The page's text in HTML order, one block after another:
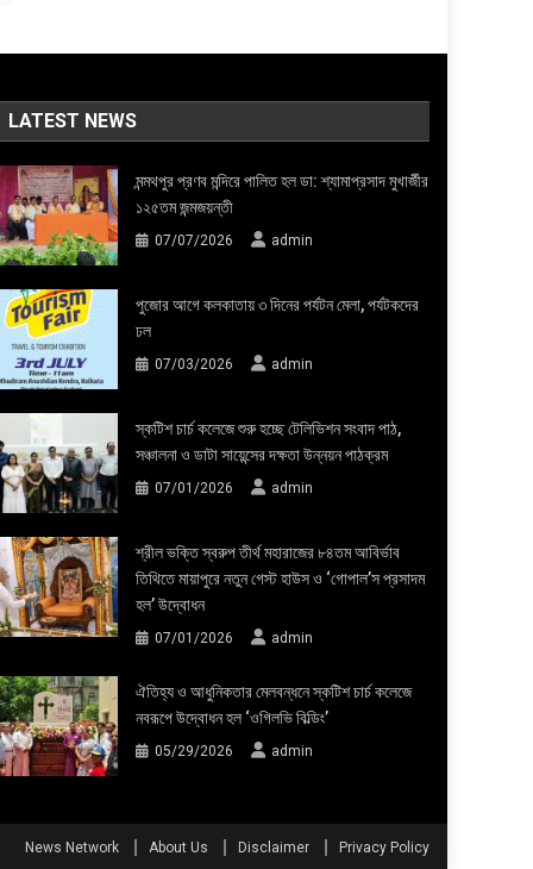
LATEST NEWS
মন্মথপুর প্রণব মন্দিরে পালিত হল ডা: শ্যামাপ্রসাদ মুখার্জীর
১২৫তম জন্মজয়ন্তী
07/07/2026 admin
পুজোর আগে কলকাতায় ৩ দিনের পর্যটন মেলা, পর্যটকদের
ঢল
07/03/2026 admin
স্কটিশ চার্চ কলেজে শুরু হচ্ছে টেলিভিশন সংবাদ পাঠ,
সঞ্চালনা ও ডাটা সায়েন্সের দক্ষতা উন্নয়ন পাঠক্রম
07/01/2026 admin
শ্রীল ভক্তি স্বরুপ তীর্থ মহারাজের ৮৪তম আবির্ভাব
তিথিতে মায়াপুরে নতুন গেস্ট হাউস ও ‘গোপাল’স প্রসাদম
হল’ উদ্বোধন
07/01/2026 admin
ঐতিহ্য ও আধুনিকতার মেলবন্ধনে স্কটিশ চার্চ কলেজে
নবরূপে উদ্বোধন হল ‘ওগিলভি বিল্ডিং’
05/29/2026 admin
News Network About Us Disclaimer Privacy Policy